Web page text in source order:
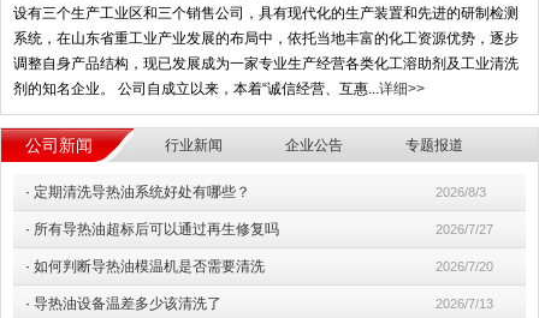
设有三个生产工业区和三个销售公司，具有现代化的生产装置和先进的研制检测
系统，在山东省重工业产业发展的布局中，依托当地丰富的化工资源优势，逐步
调整自身产品结构，现已发展成为一家专业生产经营各类化工溶助剂及工业清洗
剂的知名企业。 公司自成立以来，本着“诚信经营、互惠... 详细>>
公司新闻 行业新闻 企业公告 专题报道
· 定期清洗导热油系统好处有哪些？ 2026/8/3
· 所有导热油超标后可以通过再生修复吗 2026/7/27
· 如何判断导热油模温机是否需要清洗 2026/7/20
· 导热油设备温差多少该清洗了 2026/7/13